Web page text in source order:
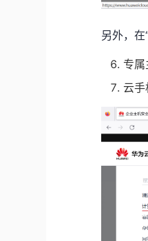
另外，
专
云